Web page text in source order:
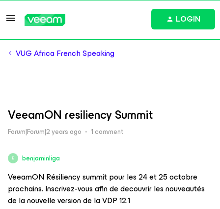
LOGIN
VUG Africa French Speaking
VeeamON resiliency Summit
Forum|Forum|2 years ago 1 comment
B benjaminliga
VeeamON Résiliency summit pour les 24 et 25 octobre
prochains. Inscrivez-vous afin de decouvrir les nouveautés
de la nouvelle version de la VDP 12.1